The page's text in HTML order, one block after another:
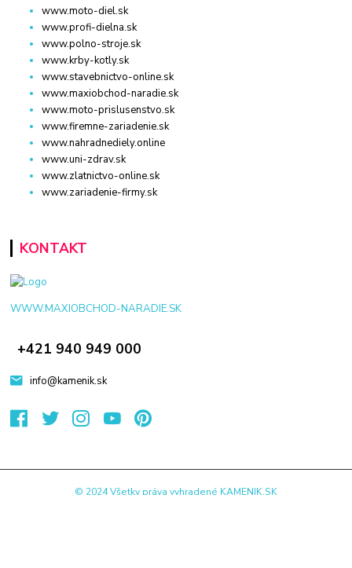
www.moto-diel.sk
www.profi-dielna.sk
www.polno-stroje.sk
www.krby-kotly.sk
www.stavebnictvo-online.sk
www.maxiobchod-naradie.sk
www.moto-prislusenstvo.sk
www.firemne-zariadenie.sk
www.nahradnediely.online
www.uni-zdrav.sk
www.zlatnictvo-online.sk
www.zariadenie-firmy.sk
KONTAKT
WWW.MAXIOBCHOD-NARADIE.SK
+421 940 949 000
info@kamenik.sk
© 2024 Všetky práva vyhradené KAMENIK.SK